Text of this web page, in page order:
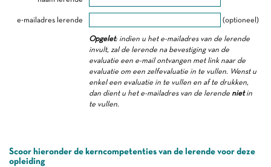
e-mailadres lerende (optioneel)
Opgelet: indien u het e-mailadres van de lerende
invult, zal de lerende na bevestiging van de
evaluatie een e-mail ontvangen met link naar de
evaluatie om een zelfevaluatie in te vullen. Wenst u
enkel een evaluatie in te vullen en af te drukken,
dan dient u het e-mailadres van de lerende nietin
te vullen.
Scoor hieronder de kerncompetenties van de lerende voor deze
opleiding